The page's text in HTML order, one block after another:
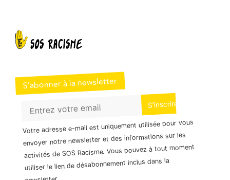
S’abonner à la newsletter
Votre adresse e-mail est uniquement utilisée pour vous
envoyer notre newsletter et des informations sur les
activités de SOS Racisme. Vous pouvez à tout moment
utiliser le lien de désabonnement inclus dans la